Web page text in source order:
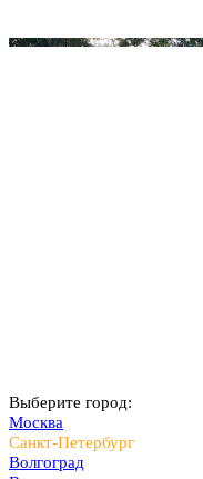
Выберите город:
Москва
Санкт-Петербург
Волгоград